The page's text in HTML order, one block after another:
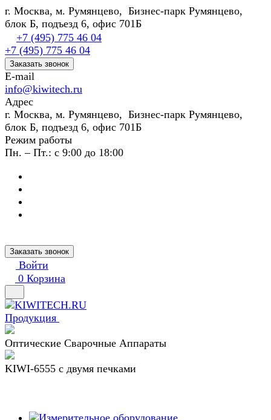
г. Москва, м. Румянцево, Бизнес-парк Румянцево,
блок Б, подъезд 6, офис 701Б
+7 (495) 775 46 04
+7 (495) 775 46 04
Заказать звонок
E-mail
info@kiwitech.ru
Адрес
г. Москва, м. Румянцево, Бизнес-парк Румянцево,
блок Б, подъезд 6, офис 701Б
Режим работы
Пн. – Пт.: с 9:00 до 18:00
Заказать звонок
Войти
0 Корзина
Продукция
Оптические Сварочные Аппараты
KIWI-6555 c двумя печками